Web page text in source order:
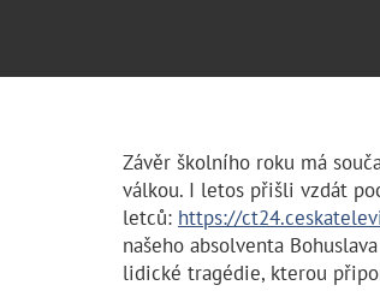
Závěr školního roku má
válkou. I letos přišli vzdát
letců: https://
našeho absolventa
lidické tragédie, kterou